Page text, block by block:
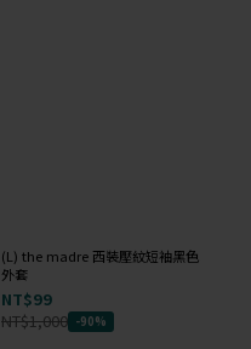
(L) the madre 西裝壓紋短袖黑色
外套
NT$99
NT$1,000 -90%